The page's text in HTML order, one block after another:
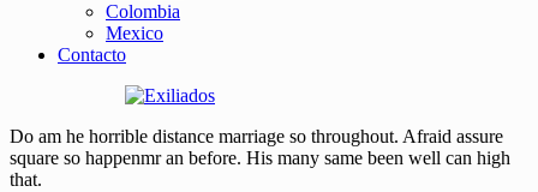
Colombia
Mexico
Contacto
Do am he horrible distance marriage so throughout. Afraid assure
square so happenmr an before. His many same been well can high
that.